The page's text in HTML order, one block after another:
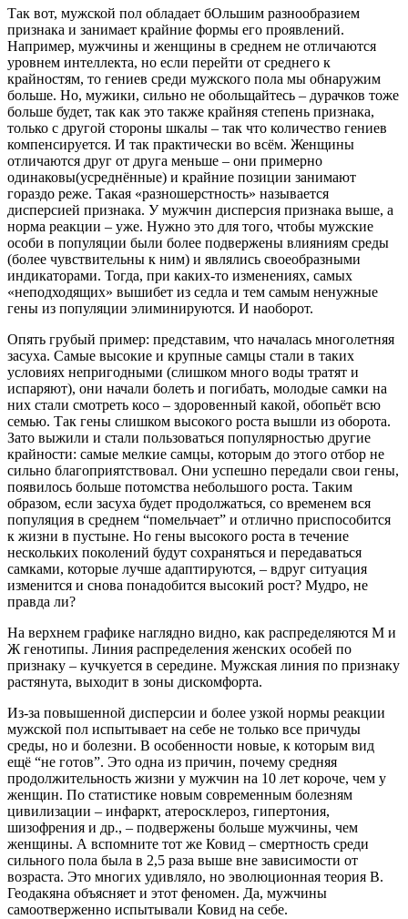
Так вот, мужской пол обладает бОльшим разнообразием
признака и занимает крайние формы его проявлений.
Например, мужчины и женщины в среднем не отличаются
уровнем интеллекта, но если перейти от среднего к
крайностям, то гениев среди мужского пола мы обнаружим
больше. Но, мужики, сильно не обольщайтесь – дурачков тоже
больше будет, так как это также крайняя степень признака,
только с другой стороны шкалы – так что количество гениев
компенсируется. И так практически во всём. Женщины
отличаются друг от друга меньше – они примерно
одинаковы(усреднённые) и крайние позиции занимают
гораздо реже. Такая «разношерстность» называется
дисперсией признака. У мужчин дисперсия признака выше, а
норма реакции – уже. Нужно это для того, чтобы мужские
особи в популяции были более подвержены влияниям среды
(более чувствительны к ним) и являлись своеобразными
индикаторами. Тогда, при каких-то изменениях, самых
«неподходящих» вышибет из седла и тем самым ненужные
гены из популяции элиминируются. И наоборот.
Опять грубый пример: представим, что началась многолетняя
засуха. Самые высокие и крупные самцы стали в таких
условиях непригодными (слишком много воды тратят и
испаряют), они начали болеть и погибать, молодые самки на
них стали смотреть косо – здоровенный какой, обопьёт всю
семью. Так гены слишком высокого роста вышли из оборота.
Зато выжили и стали пользоваться популярностью другие
крайности: самые мелкие самцы, которым до этого отбор не
сильно благоприятствовал. Они успешно передали свои гены,
появилось больше потомства небольшого роста. Таким
образом, если засуха будет продолжаться, со временем вся
популяция в среднем “помельчает” и отлично приспособится
к жизни в пустыне. Но гены высокого роста в течение
нескольких поколений будут сохраняться и передаваться
самками, которые лучше адаптируются, – вдруг ситуация
изменится и снова понадобится высокий рост? Мудро, не
правда ли?
На верхнем графике наглядно видно, как распределяются М и
Ж генотипы. Линия распределения женских особей по
признаку – кучкуется в середине. Мужская линия по признаку
растянута, выходит в зоны дискомфорта.
Из-за повышенной дисперсии и более узкой нормы реакции
мужской пол испытывает на себе не только все причуды
среды, но и болезни. В особенности новые, к которым вид
ещё “не готов”. Это одна из причин, почему средняя
продолжительность жизни у мужчин на 10 лет короче, чем у
женщин. По статистике новым современным болезням
цивилизации – инфаркт, атеросклероз, гипертония,
шизофрения и др., – подвержены больше мужчины, чем
женщины. А вспомните тот же Ковид – смертность среди
сильного пола была в 2,5 раза выше вне зависимости от
возраста. Это многих удивляло, но эволюционная теория В.
Геодакяна объясняет и этот феномен. Да, мужчины
самоотверженно испытывали Ковид на себе.